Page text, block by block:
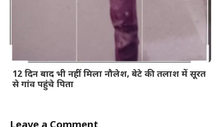
12 दिन बाद भी नहीं मिला नौलेश, बेटे की तलाश में सूरत
से गांव पहुंचे पिता